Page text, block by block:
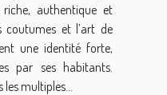
authentique et
coutumes et l’art de
une identité forte,
par ses habitants.
multiples...